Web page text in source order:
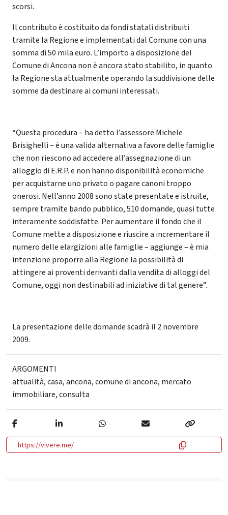
scorsi.
Il contributo è costituito da fondi statali distribuiti
tramite la Regione e implementati dal Comune con una
somma di 50 mila euro. L’importo a disposizione del
Comune di Ancona non è ancora stato stabilito, in quanto
la Regione sta attualmente operando la suddivisione delle
somme da destinare ai comuni interessati.
“Questa procedura – ha detto l’assessore Michele
Brisighelli – è una valida alternativa a favore delle famiglie
che non riescono ad accedere all’assegnazione di un
alloggio di E.R.P. e non hanno disponibilità economiche
per acquistarne uno privato o pagare canoni troppo
onerosi. Nell’anno 2008 sono state presentate e istruite,
sempre tramite bando pubblico, 510 domande, quasi tutte
interamente soddisfatte. Per aumentare il fondo che il
Comune mette a disposizione e riuscire a incrementare il
numero delle elargizioni alle famiglie – aggiunge – è mia
intenzione proporre alla Regione la possibilità di
attingere ai proventi derivanti dalla vendita di alloggi del
Comune, oggi non destinabili ad iniziative di tal genere”.
La presentazione delle domande scadrà il 2 novembre
2009.
ARGOMENTI
attualità,casa,ancona,comune di ancona, mercato
immobiliare,consulta
https://vivere.me/